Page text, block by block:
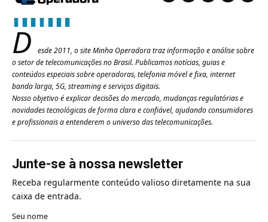
D
esde 2011, o site Minha Operadora traz informação e análise sobre
o setor de telecomunicações no Brasil. Publicamos notícias, guias e
conteúdos especiais sobre operadoras, telefonia móvel e fixa, internet
banda larga, 5G, streaming e serviços digitais.
Nosso objetivo é explicar decisões do mercado, mudanças regulatórias e
novidades tecnológicas de forma clara e confiável, ajudando consumidores
e profissionais a entenderem o universo das telecomunicações.
Junte-se à nossa newsletter
Receba regularmente conteúdo valioso diretamente na sua
caixa de entrada.
Seu nome